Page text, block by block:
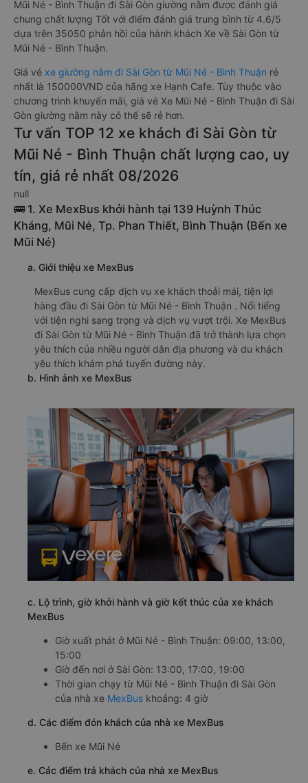
Mũi Né - Bình Thuận đi Sài Gòn giường nằm được đánh giá
chung chất lượng Tốt với điểm đánh giá trung bình từ 4.6/5
dựa trên 35050 phản hồi của hành khách Xe về Sài Gòn từ
Mũi Né - Bình Thuận.
Giá vé xe giường nằm đi Sài Gòn từ Mũi Né - Bình Thuận rẻ
nhất là 150000VND của hãng xe Hạnh Cafe. Tùy thuộc vào
chương trình khuyến mãi, giá vé Xe Mũi Né - Bình Thuận đi Sài
Gòn giường nằm này có thể sẽ rẻ hơn.
Tư vấn TOP 12 xe khách đi Sài Gòn từ
Mũi Né - Bình Thuận chất lượng cao, uy
tín, giá rẻ nhất 08/2026
null
🚌 1. Xe MexBus khởi hành tại 139 Huỳnh Thúc
Kháng, Mũi Né, Tp. Phan Thiết, Bình Thuận (Bến xe
Mũi Né)
a. Giới thiệu xe MexBus
MexBus cung cấp dịch vụ xe khách thoải mái, tiện lợi
hàng đầu đi Sài Gòn từ Mũi Né - Bình Thuận . Nổi tiếng
với tiện nghi sang trọng và dịch vụ vượt trội. Xe MexBus
đi Sài Gòn từ Mũi Né - Bình Thuận đã trở thành lựa chọn
yêu thích của nhiều người dân địa phương và du khách
yêu thích khám phá tuyến đường này.
b. Hình ảnh xe MexBus
c. Lộ trình, giờ khởi hành và giờ kết thúc của xe khách
MexBus
Giờ xuất phát ở Mũi Né - Bình Thuận: 09:00, 13:00,
15:00
Giờ đến nơi ở Sài Gòn: 13:00, 17:00, 19:00
Thời gian chạy từ Mũi Né - Bình Thuận đi Sài Gòn
của nhà xe MexBus khoảng: 4 giờ
d. Các điểm đón khách của nhà xe MexBus
Bến xe Mũi Né
e. Các điểm trả khách của nhà xe MexBus